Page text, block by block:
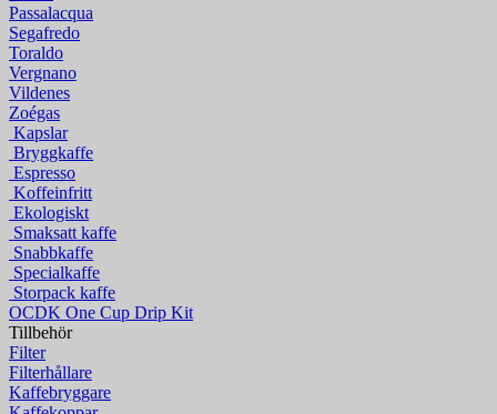
Passalacqua
Segafredo
Toraldo
Vergnano
Vildenes
Zoégas
Kapslar
Bryggkaffe
Espresso
Koffeinfritt
Ekologiskt
Smaksatt kaffe
Snabbkaffe
Specialkaffe
Storpack kaffe
OCDK One Cup Drip Kit
Tillbehör
Filter
Filterhållare
Kaffebryggare